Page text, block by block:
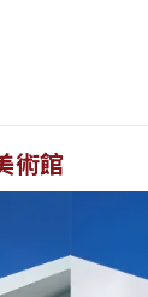
術館